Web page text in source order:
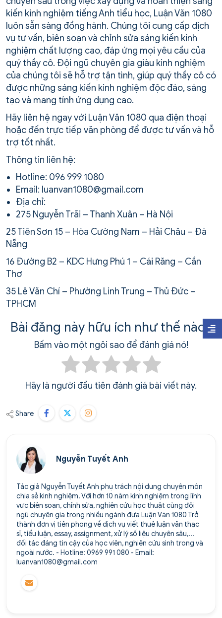
kiến kinh nghiệm tiếng Anh tiểu học, Luận Văn 1080
luôn sẵn sàng đồng hành. Chúng tôi cung cấp dịch
vụ tư vấn, biên soạn và chỉnh sửa sáng kiến kinh
nghiệm chất lượng cao, đáp ứng mọi yêu cầu của
quý thầy cô. Đội ngũ chuyên gia giàu kinh nghiệm
của chúng tôi sẽ hỗ trợ tận tình, giúp quý thầy cô có
được những sáng kiến kinh nghiệm độc đáo, sáng
tạo và mang tính ứng dụng cao.
Hãy liên hệ ngay với Luận Văn 1080 qua điện thoại
hoặc đến trực tiếp văn phòng để được tư vấn và hỗ
trợ tốt nhất.
Thông tin liên hệ:
Hotline: 096 999 1080
Email: luanvan1080@gmail.com
Địa chỉ:
275 Nguyễn Trãi – Thanh Xuân – Hà Nội
25 Tiên Sơn 15 – Hòa Cường Nam – Hải Châu – Đà
Nẵng
16 Đường B2 – KDC Hưng Phú 1 – Cái Răng – Cần
Thơ
35 Lê Văn Chí – Phường Linh Trung – Thủ Đức –
TPHCM
Bài đăng này hữu ích như thế nào?
Bấm vào một ngôi sao để đánh giá nó!
Hãy là người đầu tiên đánh giá bài viết này.
Share
Nguyễn Tuyết Anh
Tác giả Nguyễn Tuyết Anh phụ trách nội dung chuyên môn
chia sẻ kinh nghiệm. Với hơn 10 năm kinh nghiệm trong lĩnh
vực biên soạn, chỉnh sửa, nghiên cứu học thuật cùng đội
ngũ chuyên gia trong nhiều ngành đưa Luận Văn 1080 Trở
thành đơn vị tiên phong về dịch vụ viết thuê luận văn thạc
sĩ, tiểu luận, essay, assignment, xử lý số liệu chuyên sâu,...
đối tác đáng tin cậy của học viên, nghiên cứu sinh trong và
ngoài nước. - Hotline: 0969 991 080 - Email:
luanvan1080@gmail.com